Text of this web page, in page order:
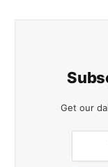
Get our